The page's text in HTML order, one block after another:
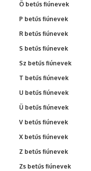
Ö betűs fiúnevek
P betűs fiúnevek
R betűs fiúnevek
S betűs fiúnevek
Sz betűs fiúnevek
T betűs fiúnevek
U betűs fiúnevek
Ü betűs fiúnevek
V betűs fiúnevek
X betűs fiúnevek
Z betűs fiúnevek
Zs betűs fiúnevek